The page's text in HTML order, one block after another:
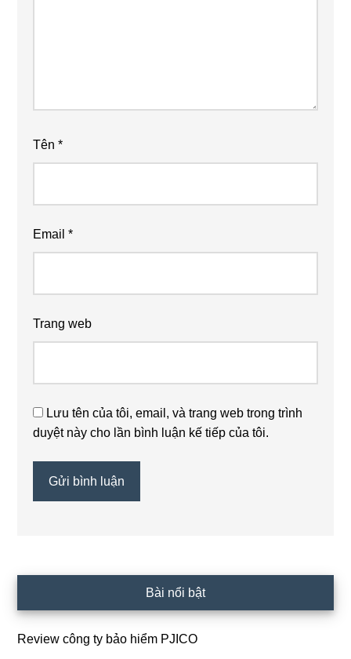
Tên*
Email*
Trang web
Lưu tên của tôi, email, và trang web trong trình
duyệt này cho lần bình luận kế tiếp của tôi.
chính
Bài nổi bật
Review công ty bảo hiểm PJICO